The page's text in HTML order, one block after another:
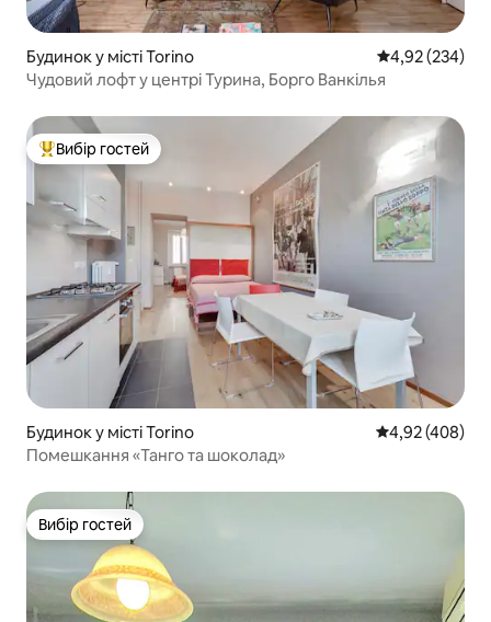
Будинок у місті Torino Середня
4,92 (234)
Чудовий лофт у центрі Турина, Борго Ванкілья
Топ вибір гостей
Вибір гостей
Будинок у місті Torino Середня
4,92 (408)
Помешкання «Танго та шоколад»
Вибір гостей
Вибір гостей